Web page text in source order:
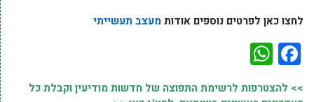
לחצו כאן לפרטים נוספים אודותמעצב תעשייתי
Facebook
>> להצטרפות לרשימת התפוצה של חדשות מודיעין וקבלת כל